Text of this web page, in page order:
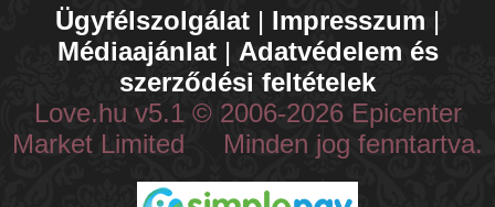
Ügyfélszolgálat | Impresszum |
Médiaajánlat| Adatvédelem és
szerződési feltételek
Love.hu v5.1 © 2006-2026 Epicenter
Market Limited Minden jog fenntartva.